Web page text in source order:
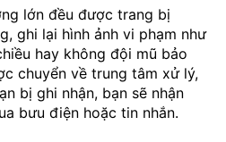
lớn đều được trang bị
ghi lại hình ảnh vi phạm như
hay không đội mũ bảo
chuyển về trung tâm xử lý,
bị ghi nhận, bạn sẽ nhận
bưu điện hoặc tin nhắn.